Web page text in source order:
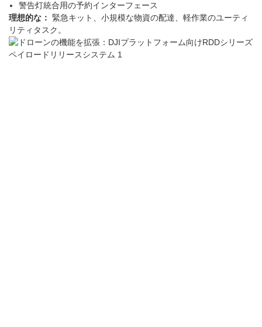
警告灯統合用の予約インターフェース
理想的な： 緊急キット、小規模な物資の配達、軽作業のユーティ
リティタスク。